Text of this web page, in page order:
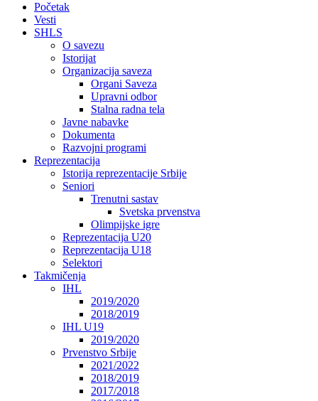
Početak
Vesti
SHLS
O savezu
Istorijat
Organizacija saveza
Organi Saveza
Upravni odbor
Stalna radna tela
Javne nabavke
Dokumenta
Razvojni programi
Reprezentacija
Istorija reprezentacije Srbije
Seniori
Trenutni sastav
Svetska prvenstva
Olimpijske igre
Reprezentacija U20
Reprezentacija U18
Selektori
Takmičenja
IHL
2019/2020
2018/2019
IHL U19
2019/2020
Prvenstvo Srbije
2021/2022
2018/2019
2017/2018